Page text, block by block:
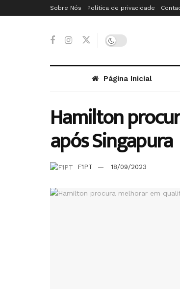
Sobre Nós Política de privacidade
Página Inicial
Hamilton
após Singapura
F1PT 18/09/2023